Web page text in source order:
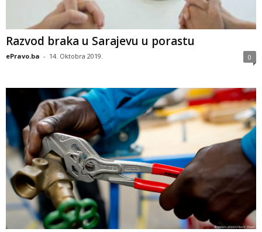
Razvod braka u Sarajevu u porastu
ePravo.ba - 14. Oktobra 2019. 0